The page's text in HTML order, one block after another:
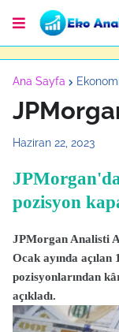
Ana Sayfa
Haziran 22, 2023
pozisyon
JPMorgan Analisti
Ocak ayında
pozisyonlarından
açıkladı.